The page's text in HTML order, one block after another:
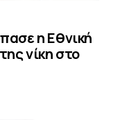
η Εθνική
νίκη στο